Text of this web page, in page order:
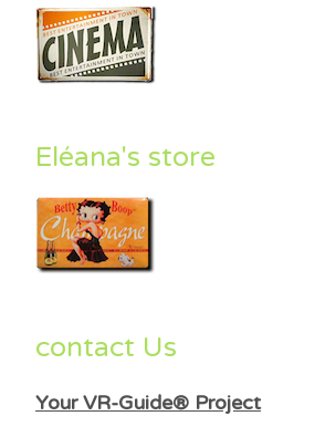
Eléana's store
contact Us
Your VR-Guide® Project